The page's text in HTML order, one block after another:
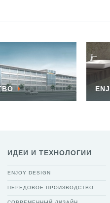
ИДЕИ И ТЕХНОЛОГИИ
ENJOY DESIGN
ПЕРЕДОВОЕ ПРОИЗВОДСТВО